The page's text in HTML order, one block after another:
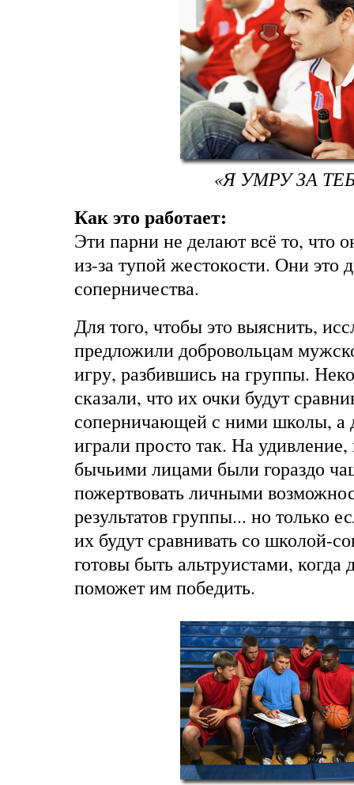
«Я УМРУ ЗА
Как это работает:
Эти парни не делают всё то, что
из-за тупой жестокости. Они это
соперничества.
Для того, чтобы это выяснить,
предложили добровольцам
игру, разбившись на группы.
сказали, что их очки будут
соперничающей с ними школы, а
играли просто так. На
бычьими лицами были гораздо
пожертвовать личными
результатов группы... но только
их будут сравнивать со школой-
готовы быть альтруистами, когда
поможет им победить.